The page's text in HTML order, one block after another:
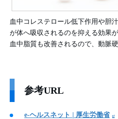
血中コレステロール低下作用や胆
が体へ吸収されるのを抑える効果
血中脂質も改善されるので、動脈
参考URL
e-ヘルスネット | 厚生労働省